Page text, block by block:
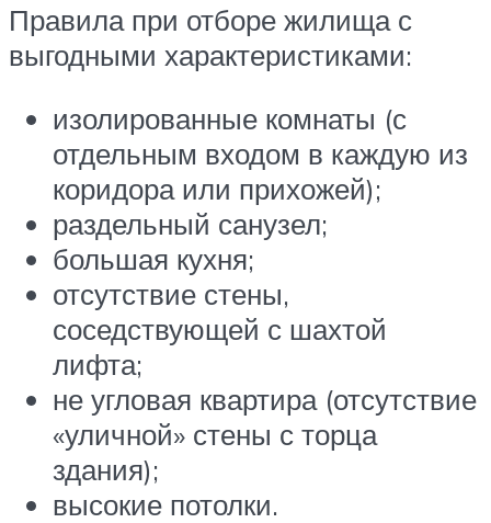
Правила при отборе жилища с
выгодными характеристиками:
изолированные комнаты (с
отдельным входом в каждую из
коридора или прихожей);
раздельный санузел;
большая кухня;
отсутствие стены,
соседствующей с шахтой
лифта;
не угловая квартира (отсутствие
«уличной» стены с торца
здания);
высокие потолки.